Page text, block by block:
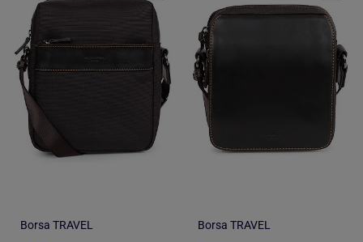
Borsa TRAVEL
Borsa TRAVEL